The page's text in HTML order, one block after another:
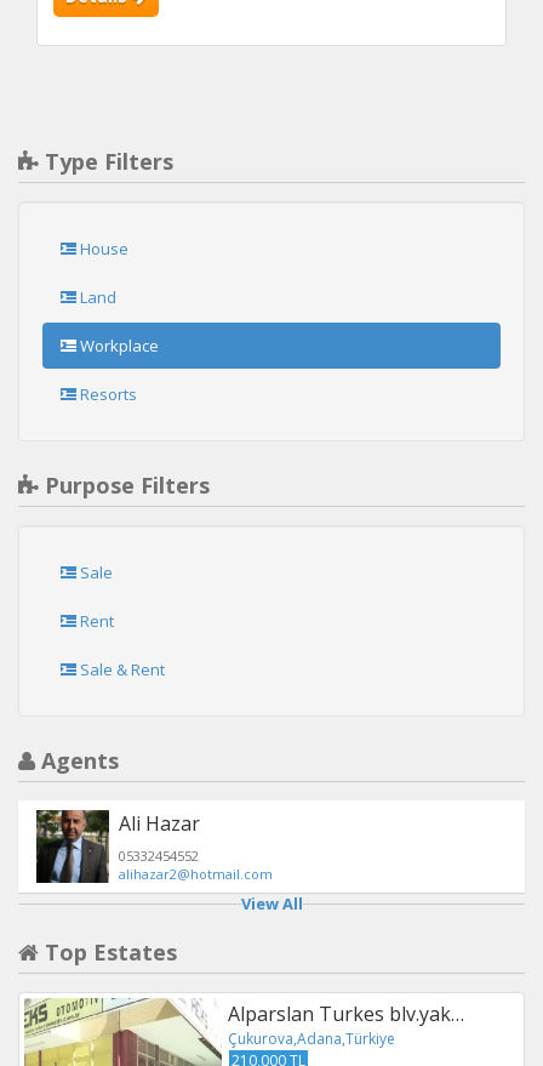
Type Filters
House
Land
Workplace
Resorts
Purpose Filters
Sale
Rent
Sale & Rent
Agents
Ali Hazar
05332454552
alihazar2@hotmail.com
View All
Top Estates
Alparslan Turkes blv.yak…
Çukurova,Adana,Türkiye
210,000 TL